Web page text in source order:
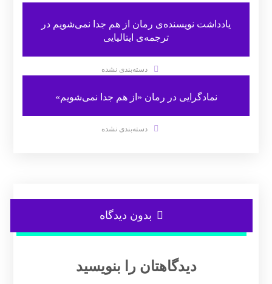
یادداشت نویسنده‌ی رمان از هم جدا نمی‌شویم در
ترجمه‌ی ایتالیایی
دسته‌بندی نشده
نمادگرایی در رمان «از هم جدا نمی‌شویم»
دسته‌بندی نشده
بدون دیدگاه
دیدگاهتان را بنویسید